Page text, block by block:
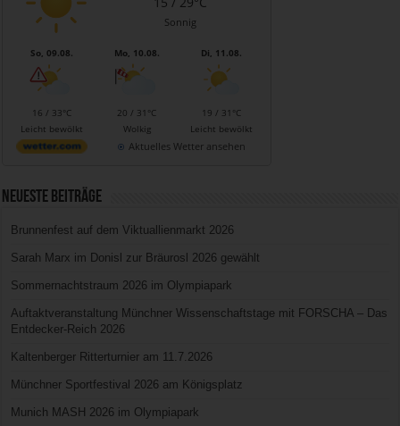
Sonnig
So, 09.08.
16 / 33°C
Leicht bewölkt
Mo, 10.08.
20 / 31°C
Wolkig
Di, 11.08.
19 / 31°C
Leicht bewölkt
Aktuelles Wetter ansehen
Neueste Beiträge
Brunnenfest auf dem Viktuallienmarkt 2026
Sarah Marx im Donisl zur Bräurosl 2026 gewählt
Sommernachtstraum 2026 im Olympiapark
Auftaktveranstaltung Münchner Wissenschaftstage mit FORSCHA – Das
Entdecker-Reich 2026
Kaltenberger Ritterturnier am 11.7.2026
Münchner Sportfestival 2026 am Königsplatz
Munich MASH 2026 im Olympiapark